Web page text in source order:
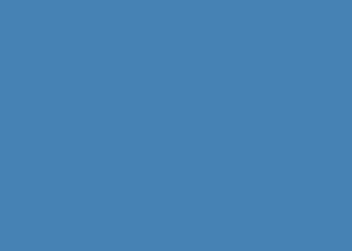
Albánia, Ausztria, Bosznia-
Koszovó, Lengyelország,
a hálózatot vezető koordinátornak kell